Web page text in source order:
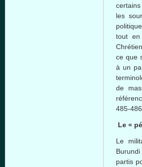
les
tout en
ce que
à un
de
485-
Le «
Le
partis